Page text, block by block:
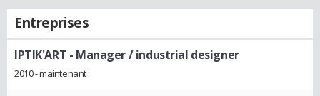
Entreprises
IPTIK'ART - Manager / industrial designer
2010 - maintenant